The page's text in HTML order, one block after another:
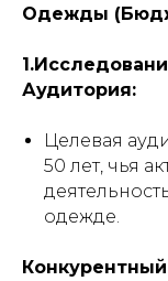
Одежды
Аудитория:
Целевая
50 лет, чья
одежде.